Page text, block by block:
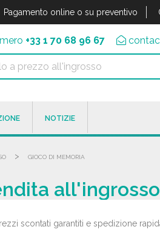
Pagamento online o su preventivo
+33 1 70 68 96 67
NOTIZIE
> GIOCO DI MEMORIA
all'ingrosso
scontati garantiti e spedizione